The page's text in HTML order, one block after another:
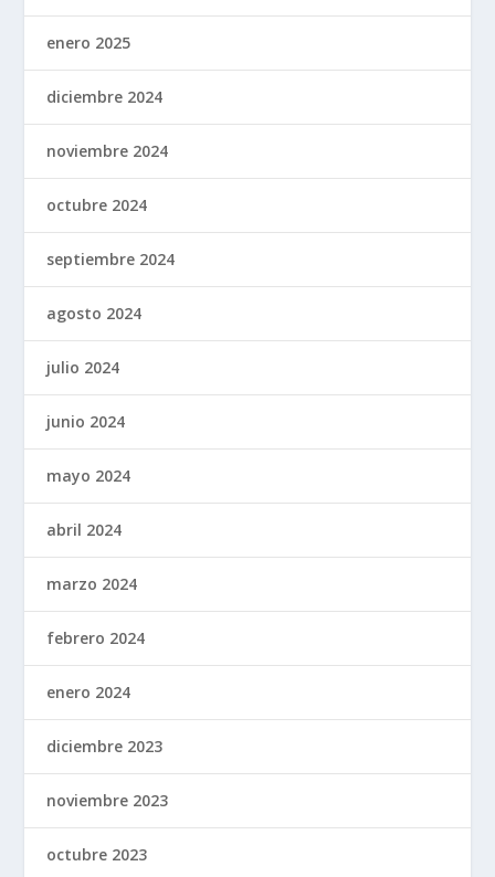
enero 2025
diciembre 2024
noviembre 2024
octubre 2024
septiembre 2024
agosto 2024
julio 2024
junio 2024
mayo 2024
abril 2024
marzo 2024
febrero 2024
enero 2024
diciembre 2023
noviembre 2023
octubre 2023